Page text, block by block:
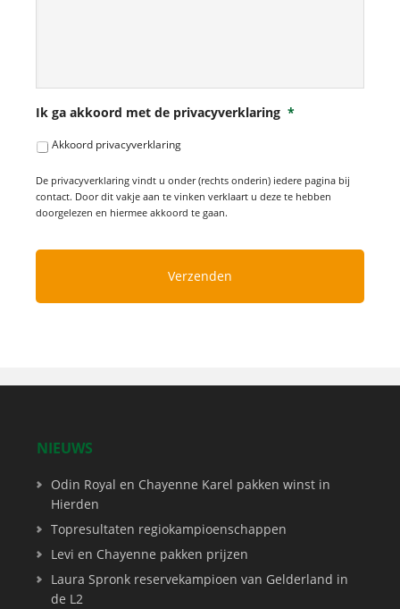
Ik ga akkoord met de privacyverklaring *
Akkoord privacyverklaring
De privacyverklaring vindt u onder (rechts onderin) iedere pagina bij
contact. Door dit vakje aan te vinken verklaart u deze te hebben
doorgelezen en hiermee akkoord te gaan.
NIEUWS
Odin Royal en Chayenne Karel pakken winst in
Hierden
Topresultaten regiokampioenschappen
Levi en Chayenne pakken prijzen
Laura Spronk reservekampioen van Gelderland in
de L2